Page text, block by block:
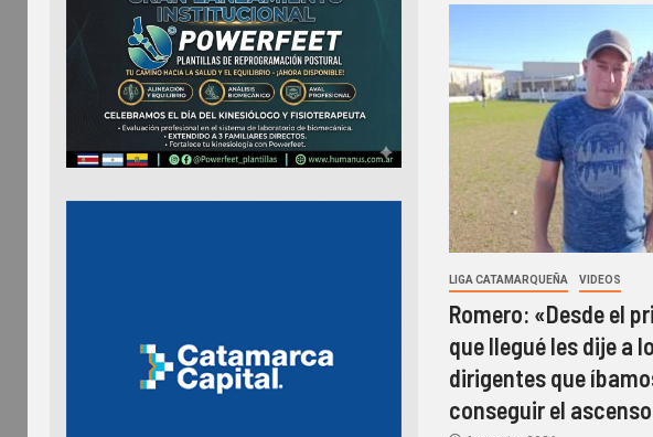
LIGA CATAMARQUEÑA VIDEOS
Romero: «Desde el
que llegué les dije a
dirigentes que
conseguir el